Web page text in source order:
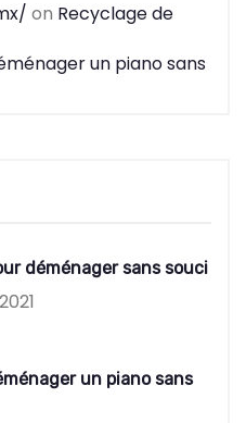
on Recyclage de
un piano sans
déménager sans souci
un piano sans